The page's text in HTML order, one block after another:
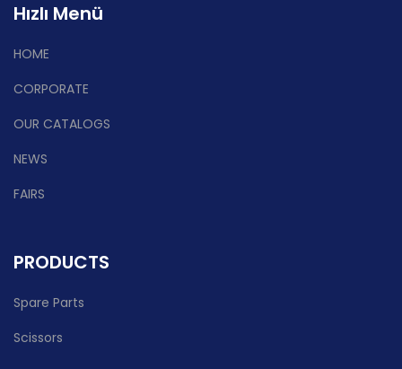
Hızlı Menü
HOME
CORPORATE
OUR CATALOGS
NEWS
FAIRS
PRODUCTS
Spare Parts
Scissors